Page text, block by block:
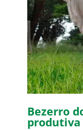
Bezerro
produtiva